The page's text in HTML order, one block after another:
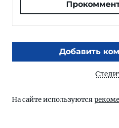
Добавить
На сайте используются